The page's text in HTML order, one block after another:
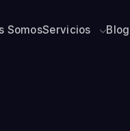
SomosServicios Blog